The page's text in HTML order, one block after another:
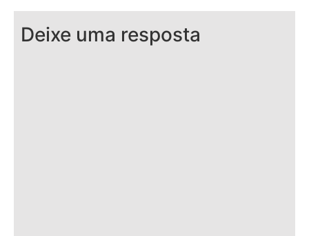
Deixe uma resposta